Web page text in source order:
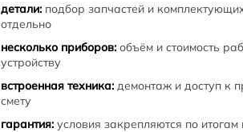
детали: подбор запчастей и
отдельно
несколько приборов: объём и стоимость
устройству
встроенная техника: демонтаж и доступ к
смету
гарантия: условия закрепляются по